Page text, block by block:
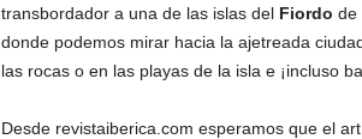
transbordador a una de las islas delFiordo de
donde podemos mirar hacia la ajetreada
las rocas o en las playas de la isla e ¡incluso
Desde revistaiberica.com esperamos que el